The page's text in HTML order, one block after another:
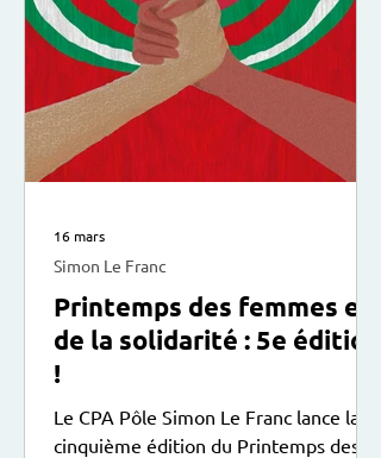
Printemps des femmes et
de la solidarité : 5e édition
!
Le CPA Pôle Simon Le Franc lance la
cinquième édition du Printemps des
Simon Le Franc
16 mars